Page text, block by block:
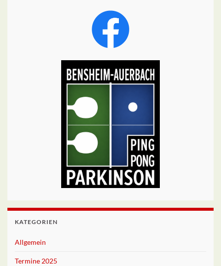
KATEGORIEN
Allgemein
Termine 2025